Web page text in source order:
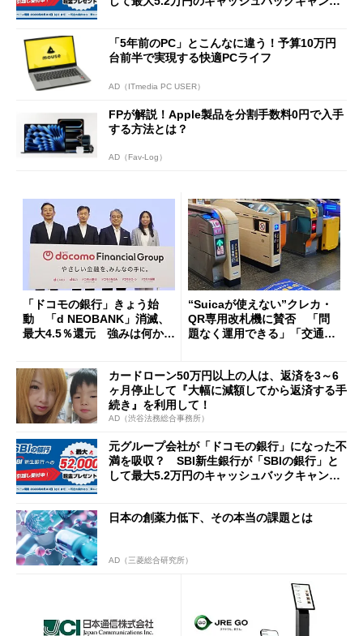
「5年前のPC」とこんなに違う！予算10万円
台前半で実現する快適PCライフ
AD（ITmedia PC USER）
FPが解説！Apple製品を分割手数料0円で入手
する方法とは？
AD（Fav-Log）
「ドコモの銀行」きょう始
動 「d NEOBANK」消滅、
最大4.5％還元 強みは何か解
“Suicaが使えない”クレカ・
QR専用改札機に賛否 「問
題なく運用できる」「交通系I
カードローン50万円以上の人は、返済を3～6
ヶ月停止して『大幅に減額してから返済する手
続き』を利用して！
AD（渋谷法務総合事務所）
元グループ会社が「ドコモの銀行」になった不
満を吸収？ SBI新生銀行が「SBIの銀行」と
して最大5.2万円のキャッシュバックキャンペ
日本の創薬力低下、その本当の課題とは
AD（三菱総合研究所）